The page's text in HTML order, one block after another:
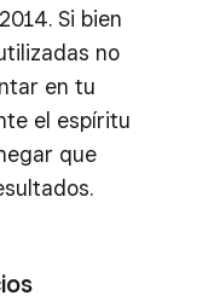
Si bien
no
en tu
el espíritu
que